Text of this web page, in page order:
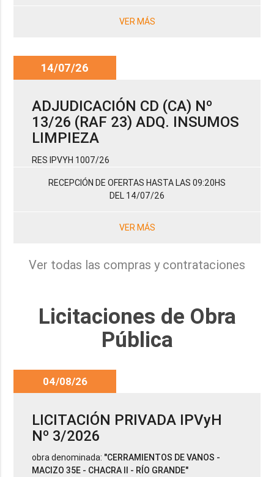
VER MÁS
14/07/26
ADJUDICACIÓN CD (CA) Nº
13/26 (RAF 23) ADQ. INSUMOS
LIMPIEZA
RES IPVYH 1007/26
RECEPCIÓN DE OFERTAS HASTA LAS 09:20HS
DEL 14/07/26
VER MÁS
Ver todas las compras y contrataciones
Licitaciones de Obra
Pública
04/08/26
LICITACIÓN PRIVADA IPVyH
Nº 3/2026
obra denominada: "CERRAMIENTOS DE VANOS -
MACIZO 35E - CHACRA II - RÍO GRANDE"